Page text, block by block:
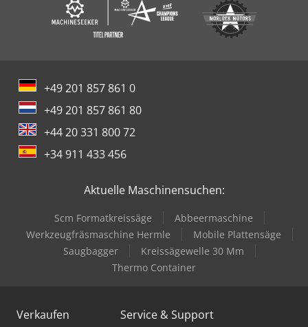
+49 201 857 861 0
+49 201 857 861 80
+44 20 331 800 72
+34 911 433 456
Aktuelle Maschinensuchen:
Scm Formatkreissäge
Abbeermaschine
Werkzeugfräsmaschine Hermle
Mobile Plattensäge
Saugbagger
Kreissägewelle 30 Mm
Thermo Container
Verkaufen Service & Support